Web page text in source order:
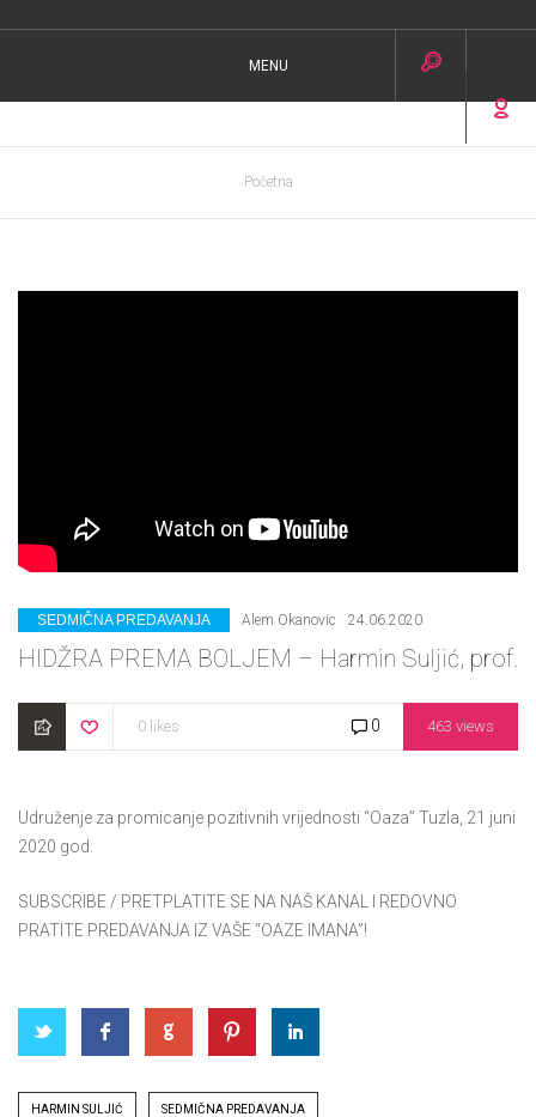
MENU
Početna
CATEGORIES
SEDMIČNA PREDAVANJA Alem Okanovic 24.06.2020
HIDŽRA PREMA BOLJEM – Harmin Suljić, prof.
0 likes 463 views
0
Udruženje za promicanje pozitivnih vrijednosti “Oaza” Tuzla, 21 juni
2020 god.
SUBSCRIBE / PRETPLATITE SE NA NAŠ KANAL I REDOVNO
PRATITE PREDAVANJA IZ VAŠE “OAZE IMANA”!
Tags
HARMIN SULJIĆ SEDMIČNA PREDAVANJA